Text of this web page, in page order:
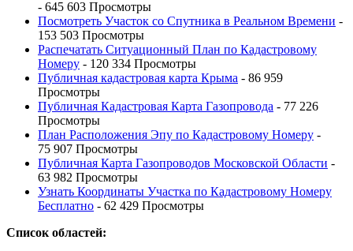
- 645 603 Просмотры
Посмотреть Участок со Спутника в Реальном Времени -
153 503 Просмотры
Распечатать Ситуационный План по Кадастровому
Номеру - 120 334 Просмотры
Публичная кадастровая карта Крыма - 86 959
Просмотры
Публичная Кадастровая Карта Газопровода - 77 226
Просмотры
План Расположения Эпу по Кадастровому Номеру -
75 907 Просмотры
Публичная Карта Газопроводов Московской Области -
63 982 Просмотры
Узнать Координаты Участка по Кадастровому Номеру
Бесплатно - 62 429 Просмотры
Список областей: